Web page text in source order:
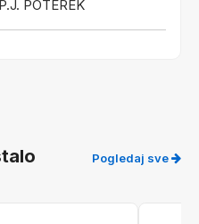
POTEREK
Pogledaj sve